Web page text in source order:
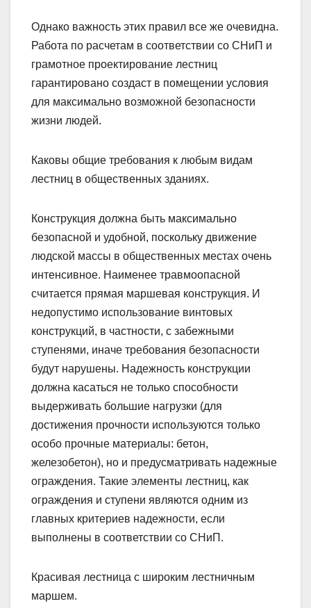
Однако важность этих правил все же очевидна.
Работа по расчетам в соответствии со СНиП и
грамотное проектирование лестниц
гарантировано создаст в помещении условия
для максимально возможной безопасности
жизни людей.
Каковы общие требования к любым видам
лестниц в общественных зданиях.
Конструкция должна быть максимально
безопасной и удобной, поскольку движение
людской массы в общественных местах очень
интенсивное. Наименее травмоопасной
считается прямая маршевая конструкция. И
недопустимо использование винтовых
конструкций, в частности, с забежными
ступенями, иначе требования безопасности
будут нарушены. Надежность конструкции
должна касаться не только способности
выдерживать большие нагрузки (для
достижения прочности используются только
особо прочные материалы: бетон,
железобетон), но и предусматривать надежные
ограждения. Такие элементы лестниц, как
ограждения и ступени являются одним из
главных критериев надежности, если
выполнены в соответствии со СНиП.
Красивая лестница с широким лестничным
маршем.